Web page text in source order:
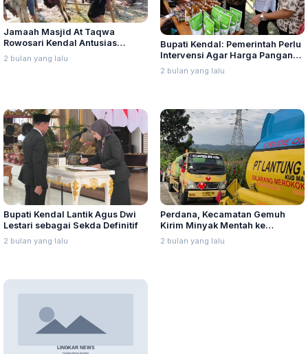
Jamaah Masjid At Taqwa
Rowosari Kendal Antusias
Berkurban, Sembelih 22 Sapi
dan 15 Ekor Kambing
2 bulan yang lalu
Bupati Kendal: Pemerintah Perlu
Intervensi Agar Harga Pangan
Tidak Memberatkan Masyarakat
2 bulan yang lalu
Bupati Kendal Lantik Agus Dwi
Lestari sebagai Sekda Definitif
2 bulan yang lalu
Perdana, Kecamatan Gemuh
Kirim Minyak Mentah ke
Pertamina Cepu
2 bulan yang lalu